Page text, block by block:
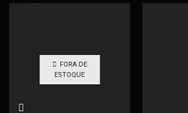
FORA DE
ESTOQUE